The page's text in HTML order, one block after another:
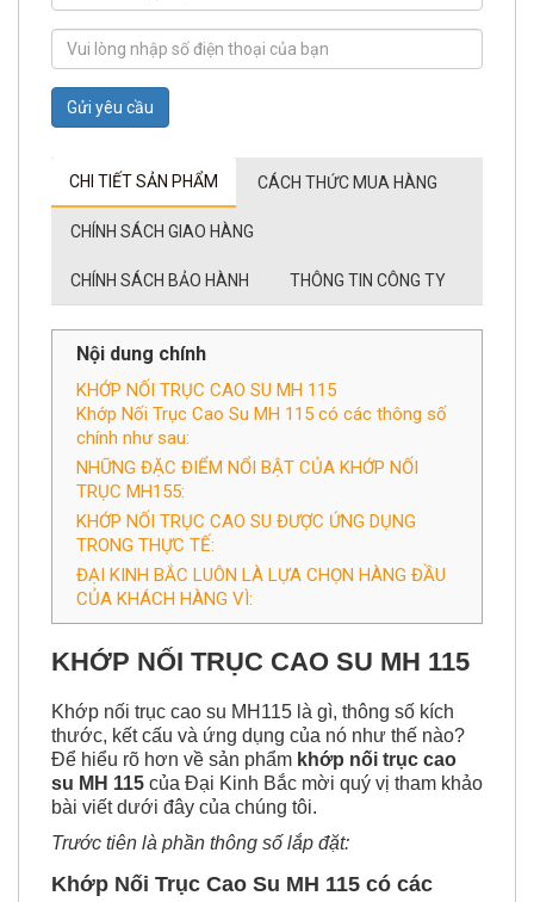
CHÍNH SÁCH GIAO HÀNG
KHỚP NỐI TRỤC CAO SU MH 115
Khớp Nối Trục Cao Su MH 115 có các thông số
chính như sau:
NHỮNG ĐẶC ĐIỂM NỔI BẬT CỦA KHỚP NỐI
TRỤC MH155:
KHỚP NỐI TRỤC CAO SU ĐƯỢC ỨNG DỤNG
TRONG THỰC TẾ:
ĐẠI KINH BẮC LUÔN LÀ LỰA CHỌN HÀNG ĐẦU
CỦA KHÁCH HÀNG VÌ:
KHỚP NỐI TRỤC CAO SUMH 115
Khớp nối trục cao su MH115 là gì, thông số kích
thước, kết cấu và ứng dụng của nó như thế nào?
Để hiểu rõ hơn về sản phẩmkhớp nối trục cao
su MH 115của Đại Kinh Bắc mời quý vị tham khảo
bài viết dưới đây của chúng tôi.
Trước tiên là phần thông số lắp đặt:
Khớp Nối Trục Cao Su MH115 có các
thông số chính như sau: